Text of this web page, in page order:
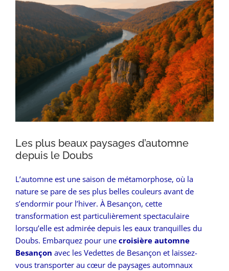
agrandie
Les plus beaux paysages d’automne
depuis le Doubs
L’automne est une saison de métamorphose, où la
nature se pare de ses plus belles couleurs avant de
s’endormir pour l’hiver. À Besançon, cette
transformation est particulièrement spectaculaire
lorsqu’elle est admirée depuis les eaux tranquilles du
Doubs. Embarquez pour une croisière automne
Besançon avec les Vedettes de Besançon et laissez-
vous transporter au cœur de paysages automnaux